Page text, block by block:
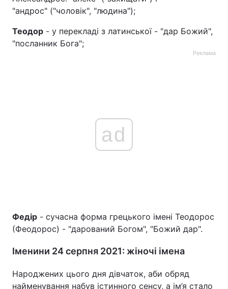
"андрос" ("чоловік", "людина");
Теодор - у перекладі з латинської - "дар Божий",
"посланник Бога";
Реклама
ad
Федір - сучасна форма грецького імені Теодорос
(Феодорос) - "дарований Богом", "Божий дар".
Іменини 24 серпня 2021: жіночі імена
Народжених цього дня дівчаток, аби обряд
найменування набув істинного сенсу, а ім’я стало